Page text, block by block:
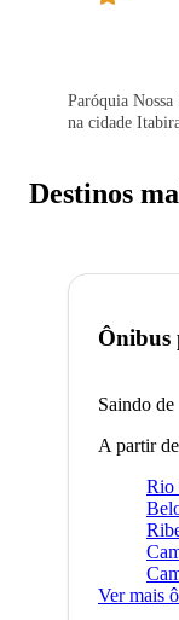
Paróquia
na cidade
Destinos
Ônibus
Saindo de
A partir de
Rio
Ver mais